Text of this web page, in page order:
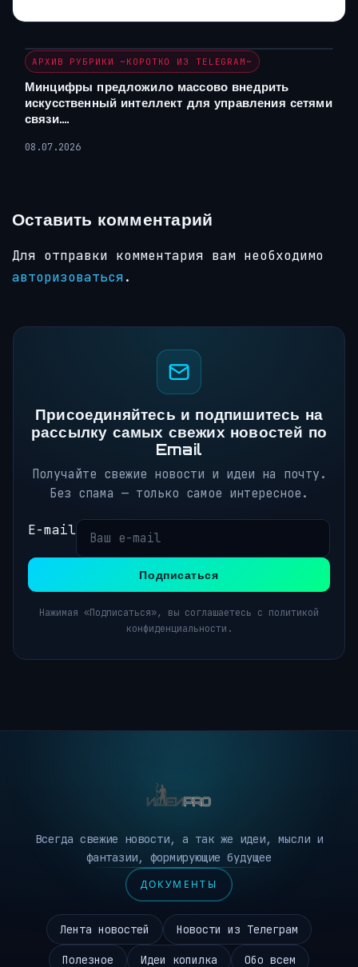
АРХИВ РУБРИКИ ~КОРОТКО ИЗ TELEGRAM~
Минцифры предложило массово внедрить
искусственный интеллект для управления сетями
связи….
08.07.2026
Оставить комментарий
Для отправки комментария вам необходимо
авторизоваться.
Присоединяйтесь и подпишитесь на
рассылку самых свежих новостей по
Email
Получайте свежие новости и идеи на почту.
Без спама — только самое интересное.
E-mail
Подписаться
Нажимая «Подписаться», вы соглашаетесь с политикой
конфиденциальности.
Всегда свежие новости, а так же идеи, мысли и
фантазии, формирующие будущее
ДОКУМЕНТЫ
Лента новостей Новости из Телеграм
Полезное Идеи копилка Обо всем